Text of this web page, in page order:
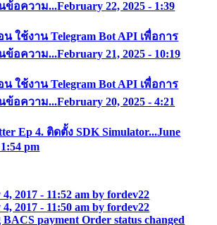
ข้อความ...February 22, 2025 - 1:39
น ใช้งาน Telegram Bot API เพื่อการ
ข้อความ...February 21, 2025 - 10:19
น ใช้งาน Telegram Bot API เพื่อการ
ข้อความ...February 20, 2025 - 4:21
Ep 4. ติดตั้ง SDK Simulator...June
pm
2017 - 11:52 am by fordev22
2017 - 11:50 am by fordev22
payment Order status changed